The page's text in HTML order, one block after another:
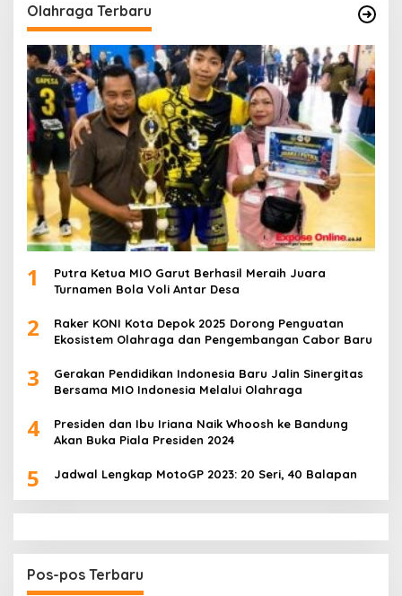
Olahraga Terbaru
1
Putra Ketua MIO Garut Berhasil Meraih Juara
Turnamen Bola Voli Antar Desa
2
Raker KONI Kota Depok 2025 Dorong Penguatan
Ekosistem Olahraga dan Pengembangan Cabor Baru
3
Gerakan Pendidikan Indonesia Baru Jalin Sinergitas
Bersama MIO Indonesia Melalui Olahraga
4
Presiden dan Ibu Iriana Naik Whoosh ke Bandung
Akan Buka Piala Presiden 2024
5 Jadwal Lengkap MotoGP 2023: 20 Seri, 40 Balapan
Pos-pos Terbaru